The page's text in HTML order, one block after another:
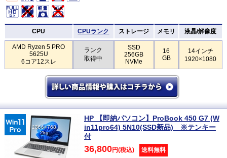
CPU CPUランク ストレージ メモリ 液晶/解像度
AMD Ryzen 5 PRO
5625U
6コア12スレ
ランク
取得中
SSD
256GB
NVMe
16
GB
14インチ
1920×1080
1366×768
2kg
HP 【即納パソコン】ProBook 450 G7 (W
in11pro64) 5N10(SSD新品) ※テンキー
付
36,800円(税込) 送料無料